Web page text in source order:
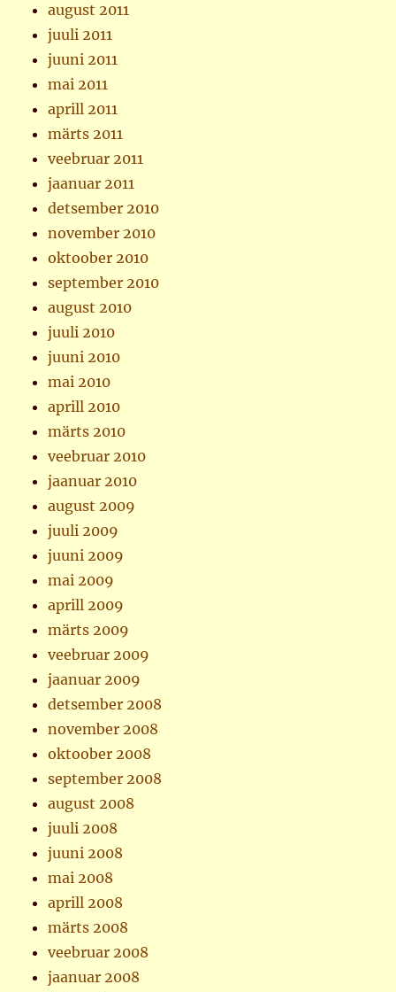
august 2011
juuli 2011
juuni 2011
mai 2011
aprill 2011
märts 2011
veebruar 2011
jaanuar 2011
detsember 2010
november 2010
oktoober 2010
september 2010
august 2010
juuli 2010
juuni 2010
mai 2010
aprill 2010
märts 2010
veebruar 2010
jaanuar 2010
august 2009
juuli 2009
juuni 2009
mai 2009
aprill 2009
märts 2009
veebruar 2009
jaanuar 2009
detsember 2008
november 2008
oktoober 2008
september 2008
august 2008
juuli 2008
juuni 2008
mai 2008
aprill 2008
märts 2008
veebruar 2008
jaanuar 2008